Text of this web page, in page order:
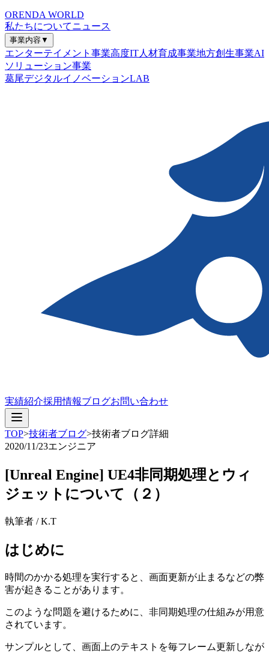
ORENDA WORLD
私たちについてニュース
事業内容▼
エンターテイメント事業高度IT人材育成事業地方創生事業AI
ソリューション事業
葛尾デジタルイノベーションLAB
実績紹介採用情報ブログお問い合わせ
TOP>技術者ブログ>技術者ブログ詳細
2020/11/23エンジニア
[Unreal Engine] UE4非同期処理とウィ
ジェットについて（２）
執筆者 / K.T
はじめに
時間のかかる処理を実行すると、画面更新が止まるなどの弊
害が起きることがあります。
このような問題を避けるために、非同期処理の仕組みが用意
されています。
サンプルとして、画面上のテキストを毎フレーム更新しなが